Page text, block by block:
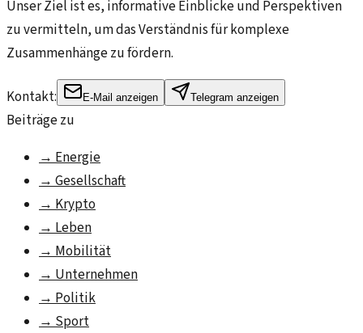
Unser Ziel ist es, informative Einblicke und Perspektiven
zu vermitteln, um das Verständnis für komplexe
Zusammenhänge zu fördern.
Kontakt: E-Mail anzeigen Telegram anzeigen
Beiträge zu
→Energie
→Gesellschaft
→Krypto
→Leben
→Mobilität
→Unternehmen
→Politik
→Sport